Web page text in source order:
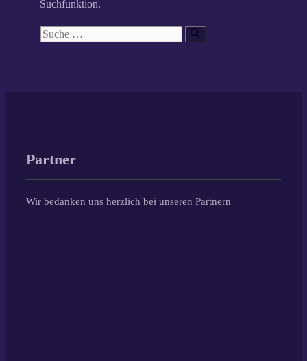
Suchfunktion.
Suche
Partner
Wir bedanken uns herzlich bei unseren Partnern